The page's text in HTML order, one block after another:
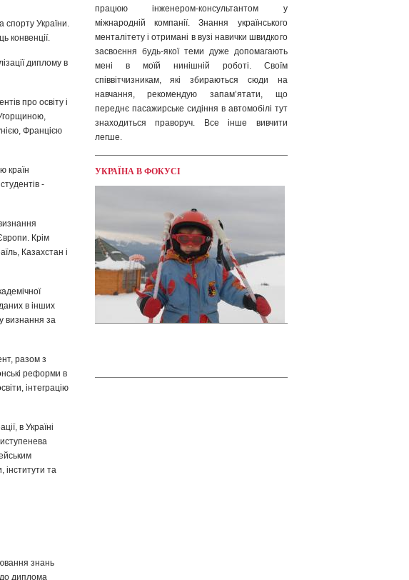
спорту України.
конвенції.
диплому в
про освіту і
Угорщиною,
Францією
країн
-
Крім
Казахстан і
в інших
визнання за
разом з
реформи в
інтеграцію
в Україні
інститути та
знань
диплома
працюю інженером-консультантом у
міжнародній компанії. Знання українського
менталітету і отримані в вузі навички швидкого
засвоєння будь-якої теми дуже допомагають
мені в моїй нинішній роботі. Своїм
співвітчизникам, які збираються сюди на
навчання, рекомендую запам’ятати, що
переднє пасажирське сидіння в автомобілі тут
знаходиться праворуч. Все інше вивчити
легше.
УКРАЇНА В ФОКУСІ